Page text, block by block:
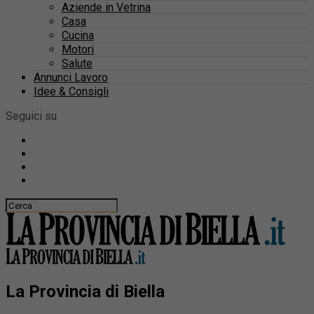
Aziende in Vetrina
Casa
Cucina
Motori
Salute
Annunci Lavoro
Idee & Consigli
Seguici su
La Provincia di Biella